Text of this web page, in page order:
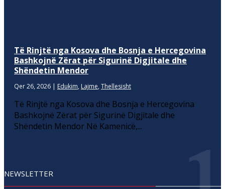
Të Rinjtë nga Kosova dhe Bosnja e Hercegovina
Bashkojnë Zërat për Sigurinë Digjitale dhe
Shëndetin Mendor
Qer 26, 2026 | Edukim, Lajme, Thellesisht
Të Rinjtë nga Kosova dhe Bosnja e Hercegovina
Bashkojnë Zërat për Sigurinë Digjitale dhe
Shëndetin Mendor Në Kamenicë,...
NEWSLETTER